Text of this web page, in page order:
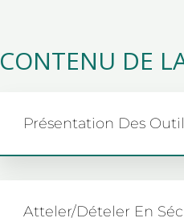
CONTENU DE
Présentation Des
Atteler/dételer En